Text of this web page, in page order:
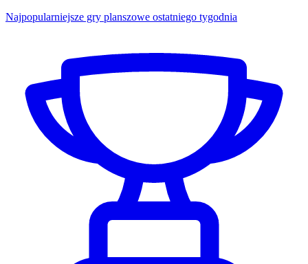
Najpopularniejsze gry planszowe ostatniego tygodnia